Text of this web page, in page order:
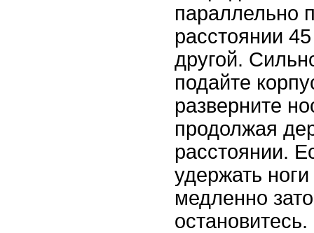
параллельно
расстоянии
другой.
подайте
разверните
продолжая
расстоянии.
удержать
медленно
остановитесь.